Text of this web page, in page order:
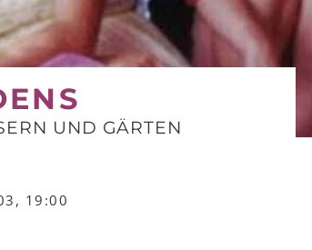
UND GÄRTEN
19:00